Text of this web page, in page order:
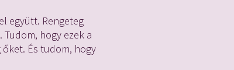
együtt. Rengeteg
hogy ezek a
És tudom, hogy